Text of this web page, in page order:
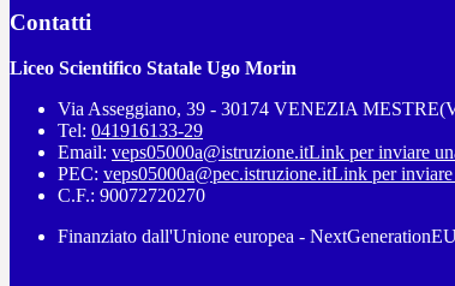
Contatti
Liceo Scientifico Statale Ugo Morin
Via Asseggiano, 39 - 30174 VENEZIA
Tel: 041916133-29
Email: veps05000a@istruzione.itLink per inviare
PEC: veps05000a@pec.istruzione.itLink per inviare
C.F.: 90072720270
Finanziato dall'Unione europea -